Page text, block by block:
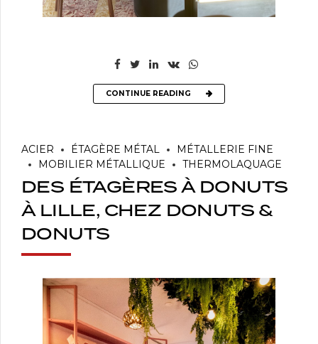
CONTINUE READING
ACIER ÉTAGÈRE MÉTAL
MÉTALLERIE FINE
MOBILIER MÉTALLIQUE
THERMOLAQUAGE
DES ÉTAGÈRES À DONUTS
À LILLE, CHEZ DONUTS &
DONUTS